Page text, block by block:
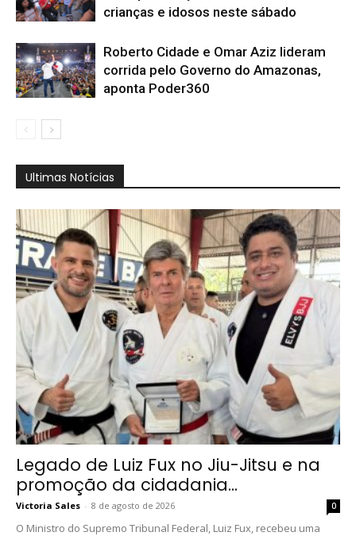
crianças e idosos neste sábado
Roberto Cidade e Omar Aziz lideram
corrida pelo Governo do Amazonas,
aponta Poder360
Ultimas Notícias
Legado de Luiz Fux no Jiu-Jitsu e na
promoção da cidadania...
Victoria Sales - 8 de agosto de 2026 0
O Ministro do Supremo Tribunal Federal, Luiz Fux, recebeu uma